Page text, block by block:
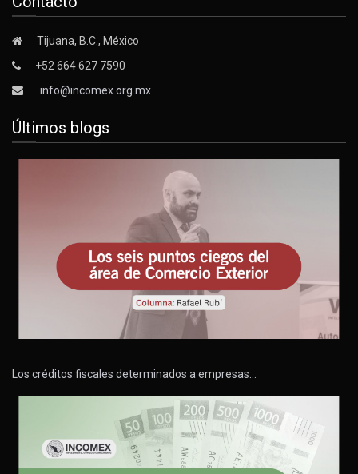
Tijuana, B.C., México
+52 664 627 7590
info@incomex.org.mx
Últimos blogs
Los créditos fiscales determinados a empresas…